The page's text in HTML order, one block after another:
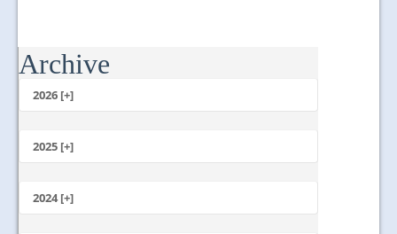
...
Archive
2026 [+]
June
May
March
February
2025 [+]
November
October
2024 [+]